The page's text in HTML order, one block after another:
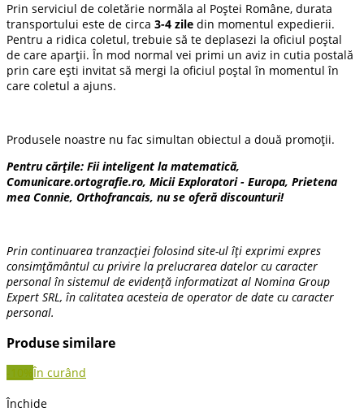
Prin serviciul de coletărie normăla al Poștei Române, durata
transportului este de circa 3-4 zile din momentul expedierii.
Pentru a ridica coletul, trebuie să te deplasezi la oficiul poștal
de care aparții. În mod normal vei primi un aviz in cutia postală
prin care ești invitat să mergi la oficiul poștal în momentul în
care coletul a ajuns.
Produsele noastre nu fac simultan obiectul a două promoții.
Pentru cărțile: Fii inteligent la matematică,
Comunicare.ortografie.ro, Micii Exploratori - Europa, Prietena
mea Connie, Orthofrancais, nu se oferă discounturi!
Prin continuarea tranzacției folosind site-ul îți exprimi expres
consimțământul cu privire la prelucrarea datelor cu caracter
personal în sistemul de evidență informatizat al Nomina Group
Expert SRL, în calitatea acesteia de operator de date cu caracter
personal.
Produse similare
-10% În curând
Închide